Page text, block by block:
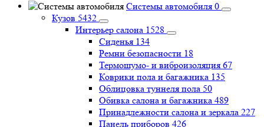
Системы автомобиля 0
Кузов 5432
Интерьер салона 1528
Сиденья 134
Ремни безопасности 18
Термошумо- и виброизоляция 67
Коврики пола и багажника 135
Облицовка туннеля пола 50
Обивка салона и багажника 489
Принадлежности салона и зеркала 227
Панель приборов 426